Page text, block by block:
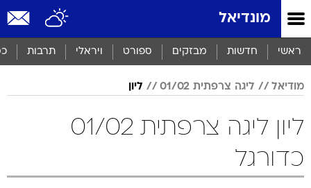
מונדיאל
ראשי חדשות מבזקים ספורט ויראלי תרבות
מודיאל ליגה צרפתית 01/02 ליון
ליון ליגה צרפתית 01/02
כדורגל